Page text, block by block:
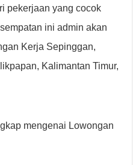
pekerjaan yang cocok
ini admin akan
Kerja Sepinggan,
Kalimantan Timur,
mengenai Lowongan